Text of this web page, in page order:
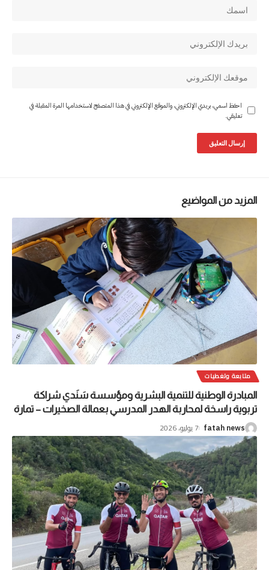
احفظ اسمي، بريدي الإلكتروني، والموقع الإلكتروني في هذا المتصفح لاستخدامها المرة المقبلة في
تعليقي.
المزيد من المواضيع
متابعة وتغطيات
المبادرة الوطنية للتنمية البشرية ومؤسسة سَنَدي شراكة
تربوية راسخة لمحاربة الهدر المدرسي بعمالة الصخيرات – تمارة
fatah news 7 يوليو، 2026